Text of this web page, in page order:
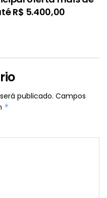
R$ 5.400,00
publicado. Campos
*